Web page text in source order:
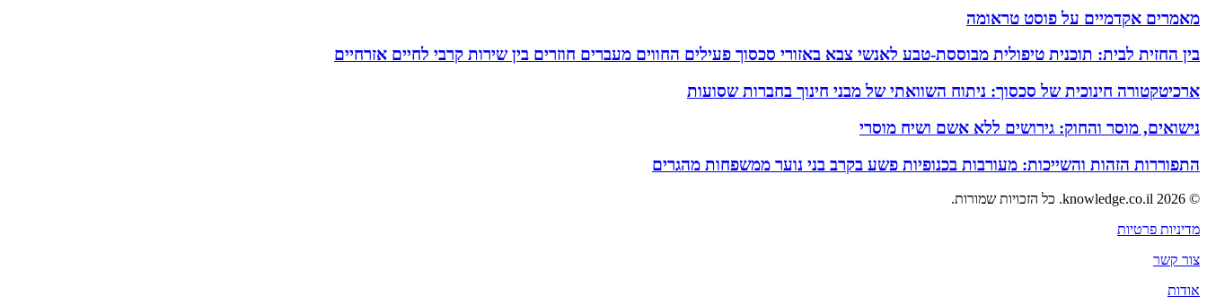
מאמרים אקדמיים על פוסט טראומה
בין החזית לבית: תוכנית טיפולית מבוססת-טבע לאנשי צבא באזורי סכסוך פעילים החווים מעברים חוזרים בין שירות קרבי לחיים אזרחיים
ארכיטקטורה חינוכית של סכסוך: ניתוח השוואתי של מבני חינוך בחברות שסועות
נישואים, מוסר והחוק: גירושים ללא אשם ושיח מוסרי
התפוררות הזהות והשייכות: מעורבות בכנופיות פשע בקרב בני נוער ממשפחות מהגרים
© 2026 knowledge.co.il. כל הזכויות שמורות.
מדיניות פרטיות
צור קשר
אודות